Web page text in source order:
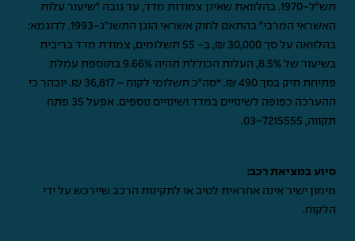
תש"ל-1970. בהלוואת שאינן צמודות מדד, עד גובה "שיעור עלות
האשראי המרבי" בהתאם לחוק אשראי הוגן התשנ"ג-1993. לדוגמא:
בהלוואה על סך 30,000 ₪, ב- 55 תשלומים, צמודת מדד בריבית
בשיעור של 8.5%, העלות הכוללת תהיה 9.66% בתוספת עמלת
פתיחת תיק בסך 490 ₪. *סה"כ תשלומי לקוח – 36,817 ₪. יובהר כי
ההערכה כפופה לשינויים במדד ושינויים נוספים. אפעל 35 פתח
תקווה, 03-7215555
.
סיוע במציאת רכב:
מימון ישיר אינה אחראית לטיב או לתקינות הרכב שיירכש על ידי
הלקוח.